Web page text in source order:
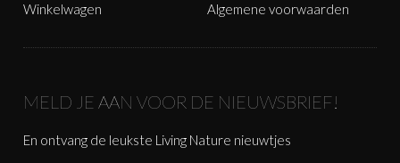
Winkelwagen
Algemene voorwaarden
MELD JE AAN VOOR DE NIEUWSBRIEF!
En ontvang de leukste Living Nature nieuwtjes